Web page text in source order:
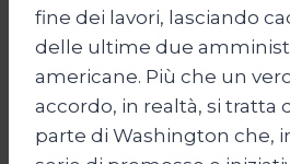
fine dei lavori, lasciando
delle ultime due
americane. Più che un
accordo, in realtà, si tratta
parte di Washington che,